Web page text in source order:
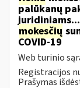
palūkanų
juridiniams...
mokesčių
COVID-19
Web turinio
Registracijos
Prašymas